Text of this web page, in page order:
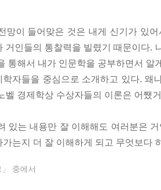
적 기준으로 보상하지 않는다
도덕적 잣대를 들이대지 마라
노예의 길을 선택하는가
하는 것은 폭격이 아니라 임대료 통제
정책의 부작용에 대한 경고
사유재산이 필요한 이유
레이션을 선택하는 이유
망이 들어맞은 것은 내게 신기가 있
거인들의 통찰력을 빌렸기 때문이다.
통해서 내가 인문학을 공부하면서
학자들을 중심으로 소개하고 있다. 왜
벨 경제학상 수상자들의 이론은 어쨌
있는 내용만 잘 이해해도 여러분은
가는지 더 잘 이해하게 되고 무엇보다
중에서